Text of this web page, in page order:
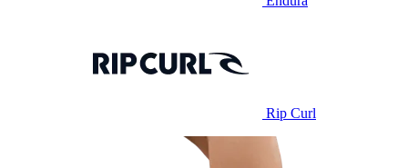
Rip Curl